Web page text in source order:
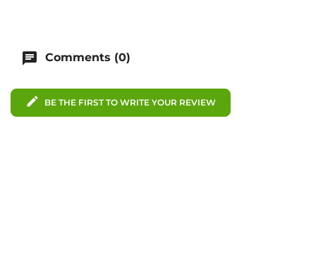
chat Comments (0)
edit BE THE FIRST TO WRITE YOUR REVIEW